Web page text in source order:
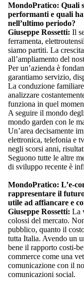
MondoPratico: Quali
performanti e quali
nell’ultimo periodo?
Giuseppe Rossetti: Il
ferramenta,
siamo partiti. La
all’ampliamento del
Per un’azienda è
garantiamo servizio,
La conduzione
analizzare
funziona in quel
A seguire il mondo
mondo garden con le
Un’area decisamente
elettronica, telefonia e
negli scorsi anni,
Seguono tutte le altre
di sviluppo recente è
MondoPratico: L’e-
rappresentare il
utile ad affiancare e
Giuseppe Rossetti: La
colossi del mercato.
pubblico, quanto il
tutta Italia. Avendo un
bene il rapporto costi-
commerce come una
comunicazione con il
comunicazioni social.